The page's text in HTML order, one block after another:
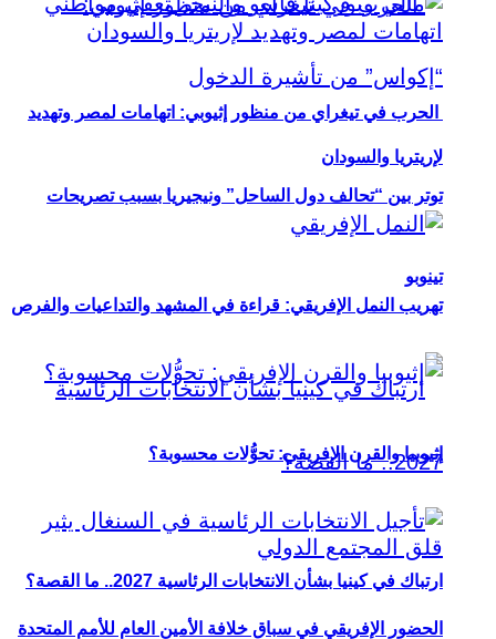
توتر بين “تحالف دول الساحل” ونيجيريا بسبب تصريحات
تينوبو
ارتباك في كينيا بشأن الانتخابات الرئاسية 2027.. ما القصة؟
الحرب في تيغراي من منظور إثيوبي: اتهامات لمصر وتهديد
لإريتريا والسودان
تهريب النمل الإفريقي: قراءة في المشهد والتداعيات والفرص
إثيوبيا والقرن الإفريقي: تحوُّلات محسوبة؟
الحضور الإفريقي في سباق خلافة الأمين العام للأمم المتحدة